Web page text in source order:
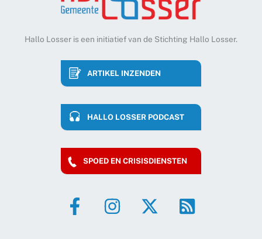
Hallo Losser is een initiatief van de Stichting Hallo Losser.
ARTIKEL INZENDEN
HALLO LOSSER PODCAST
SPOED EN CRISISDIENSTEN